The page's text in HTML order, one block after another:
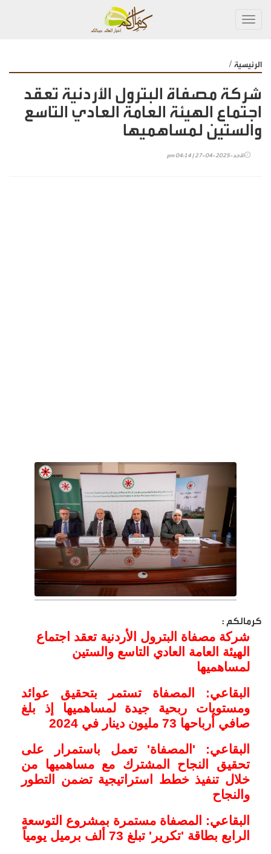
الرئيسية /
شركة مصفاة البترول الأردنية تعقد
اجتماع الهيئة العامة العادي التاسع
والستين لمساهميها
الأحد-2025-04-27 | 04:14 pm
كرمالكم :
شركة مصفاة البترول الأردنية تعقد اجتماع
الهيئة العامة العادي التاسع والستين
لمساهميها
البقاعي: المصفاة تستمر بتحقيق عوائد
ومستويات ربحية جيدة لمساهميها إذ بلغ
صافي أرباحها 73 مليون دينار في 2024
البقاعي: 'المصفاة' تعمل باستمرار على
تحقيق النجاح المشترك مع مساهميها من
خلال تنفيذ خطط استراتيجية تضمن التطور
والنجاح
البقاعي: المصفاة مستمرة بمشروع التوسعة
الرابع بطاقة 'تكرير' تبلغ 73 ألف برميل يومياً